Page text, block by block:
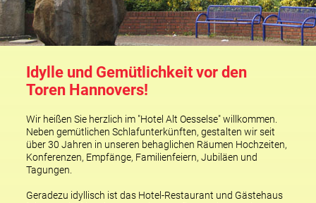
Idylle und Gemütlichkeit vor den
Toren Hannovers!
Wir heißen Sie herzlich im "Hotel Alt Oesselse" willkommen.
Neben gemütlichen Schlafunterkünften, gestalten wir seit
über 30 Jahren in unseren behaglichen Räumen Hochzeiten,
Konferenzen, Empfänge, Familienfeiern, Jubiläen und
Tagungen.
Geradezu idyllisch ist das Hotel-Restaurant und Gästehaus